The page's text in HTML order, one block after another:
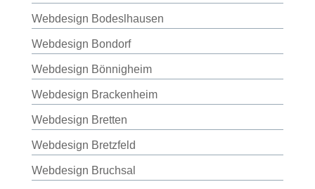
Webdesign Bodeslhausen
Webdesign Bondorf
Webdesign Bönnigheim
Webdesign Brackenheim
Webdesign Bretten
Webdesign Bretzfeld
Webdesign Bruchsal